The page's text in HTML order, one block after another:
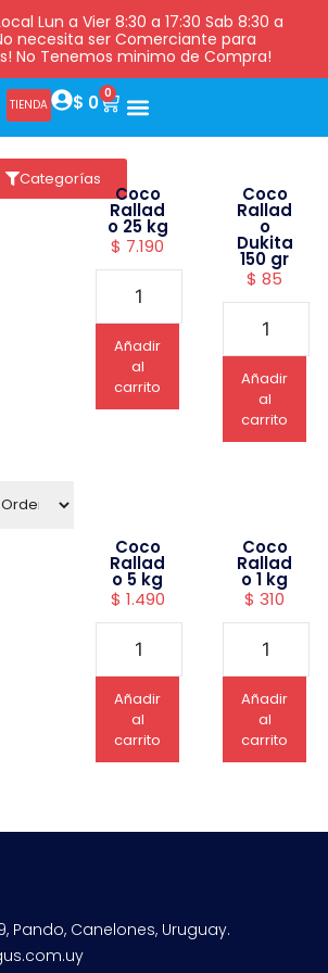
Lun a Vier 8:30 a 17:30 Sab 8:30 a
necesita ser Comerciante para
No Tenemos minimo de Compra!
TIENDA $ 0 0
Categorías
Coco
Rallad
o 25 kg
$ 7.190
Añadir
al
carrito
Coco
Rallad
o
Dukita
150 gr
$ 85
Añadir
al
carrito
Coco
Rallad
o 5 kg
$ 1.490
Añadir
al
carrito
Coco
Rallad
o 1 kg
$ 310
Añadir
al
carrito
Pando, Canelones, Uruguay.